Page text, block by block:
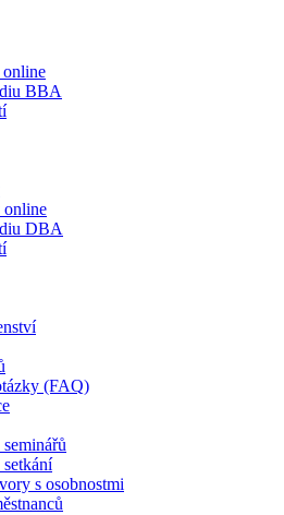
BBA
DBA
(FAQ)
s osobnostmi